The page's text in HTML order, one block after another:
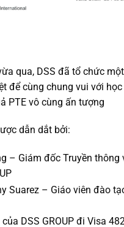
qua, DSS đã tổ chức
để cùng chung vui với học
PTE vô cùng ấn tượng
dẫn dắt bởi:
– Giám đốc Truyền thông
Suarez – Giáo viên đào
DSS GROUP đi Visa